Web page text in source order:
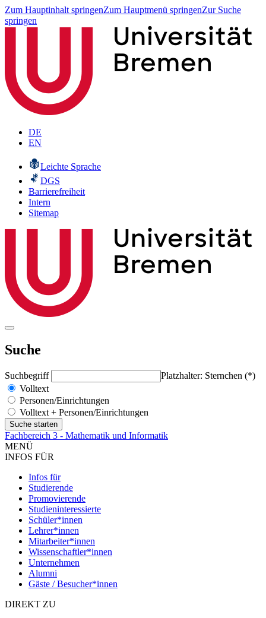
Zum Hauptinhalt springenZum Hauptmenü springenZur Suche
springen
DE
EN
Leichte Sprache
DGS
Barrierefreiheit
Intern
Sitemap
Suche
Suchbegriff
Platzhalter: Sternchen (*)
Volltext
Personen/Einrichtungen
Volltext + Personen/Einrichtungen
Fachbereich 3 - Mathematik und Informatik
MENÜ
INFOS FÜR
Infos für
Studierende
Promovierende
Studieninteressierte
Schüler*innen
Lehrer*innen
Mitarbeiter*innen
Wissenschaftler*innen
Unternehmen
Alumni
Gäste / Besucher*innen
DIREKT ZU